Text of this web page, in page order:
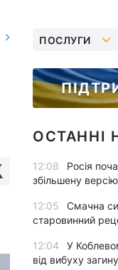
ПОСЛУГИ
ОСТАННІ
12:08
Росія
збільшену
12:05
Смачна
старовинний
12:04
У
від вибуху